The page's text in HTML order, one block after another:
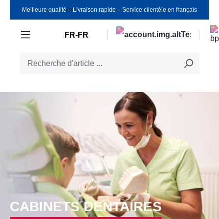
Passer au contenu principal
Meilleure qualité ‒ Livraison rapide ‒ Service clientèle en français
FR-FR
CABINETS DENTAIRES